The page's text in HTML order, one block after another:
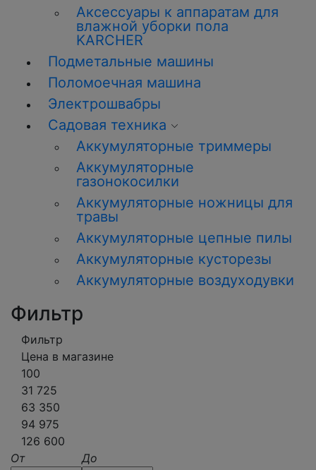
Аксессуары к аппаратам для
влажной уборки пола
KARCHER
Подметальные машины
Поломоечная машина
Электрошвабры
Садовая техника
Аккумуляторные триммеры
Аккумуляторные
газонокосилки
Аккумуляторные ножницы для
травы
Аккумуляторные цепные пилы
Аккумуляторные кусторезы
Аккумуляторные воздуходувки
Фильтр
Фильтр
Цена в магазине
100
31 725
63 350
94 975
126 600
От
До